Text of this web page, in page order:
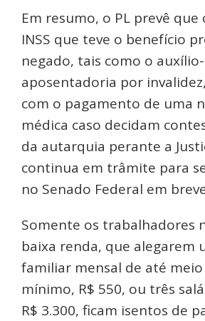
Em resumo, o PL prevê
INSS que teve o benefício
negado, tais como o
aposentadoria por
com o pagamento de uma
médica caso decidam
da autarquia perante a
continua em trâmite para
no Senado Federal em
Somente os trabalhadores
baixa renda, que alegarem
familiar mensal de até
mínimo, R$ 550, ou três
R$ 3.300, ficam isentos de